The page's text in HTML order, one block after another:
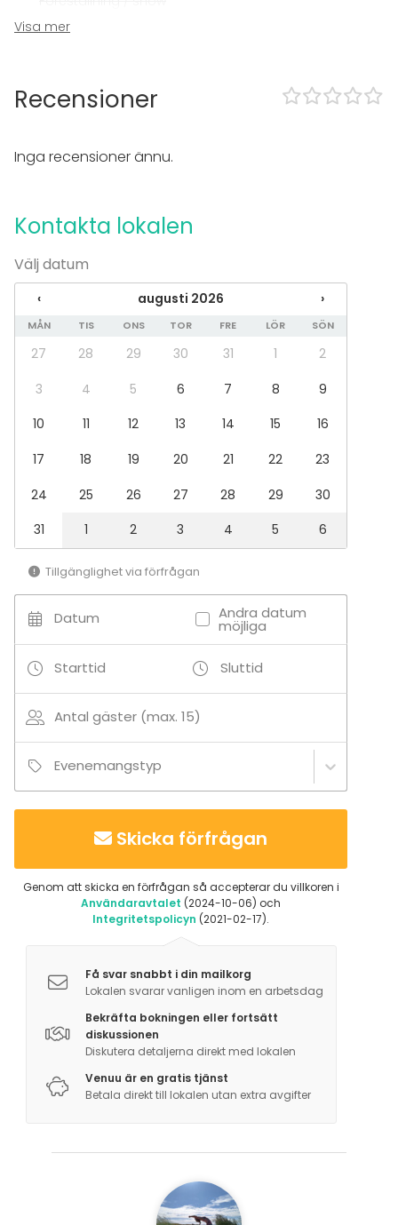
Rekreation
Lokal
Visa mer
Recensioner
Inga recensioner ännu.
Kontakta lokalen
Välj datum
‹ augusti 2026 ›
MÅN TIS ONS TOR FRE LÖR SÖN
27 28 29 30 31 1
2
3
4 5 6 7 8
9
10
11 12 13 14 15
16
17
18 19 20 21 22
23
24
25 26 27 28 29
30
31
1 2 3 4 5 6
Tillgänglighet via förfrågan
Datum Andra datum
möjliga
Starttid Sluttid
Antal gäster (max. 15)
Evenemangstyp
Skicka förfrågan
Genom att skicka en förfrågan så accepterar du villkoren i
Användaravtalet (2024-10-06) och
Integritetspolicyn (2021-02-17).
Få svar snabbt i din mailkorg
Lokalen svarar vanligen inom en arbetsdag
Bekräfta bokningen eller fortsätt
diskussionen
Diskutera detaljerna direkt med lokalen
Venuu är en gratis tjänst
Betala direkt till lokalen utan extra avgifter